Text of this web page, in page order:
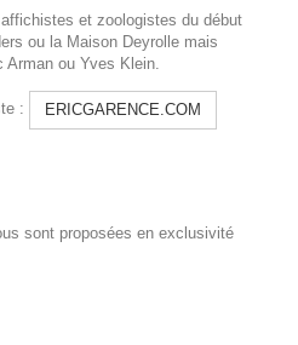
et zoologistes du début
ou la Maison Deyrolle mais
Arman ou Yves Klein.
: ERICGARENCE.COM
sont proposées en exclusivité